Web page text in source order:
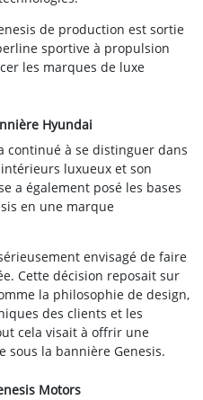
de production est sortie
sportive à propulsion
les marques de luxe
Hyundai
continué à se distinguer dans
luxueux et son
a également posé les bases
en une marque
envisagé de faire
Cette décision reposait sur
la philosophie de design,
des clients et les
cela visait à offrir une
la bannière Genesis.
Motors